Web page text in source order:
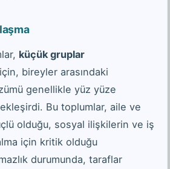
küçük gruplar
bireyler arasındaki
genellikle yüz yüze
Bu toplumlar, aile ve
olduğu, sosyal ilişkilerin ve iş
için kritik olduğu
durumunda, taraflar